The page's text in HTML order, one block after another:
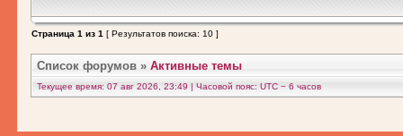
Страница 1 из 1 [ Результатов поиска: 10 ]
Список форумов » Активные темы
Текущее время: 07 авг 2026, 23:49 | Часовой пояс: UTC − 6 часов